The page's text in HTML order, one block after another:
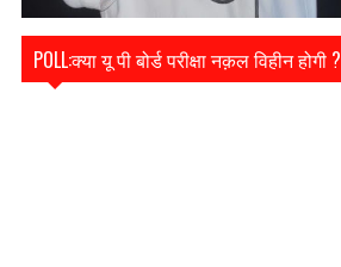
POLL:क्या यू पी बोर्ड परीक्षा नक़ल विहीन होगी ?